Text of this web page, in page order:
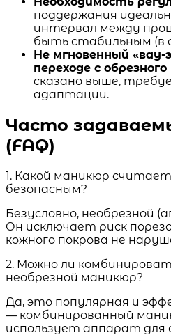
поддержания
интервал между
быть стабильным (в
Не мгновенный
переходе с
сказано выше,
адаптации.
Часто
(FAQ)
1. Какой маникюр
безопасным?
Безусловно, необрезной
Он исключает риск
кожного покрова не
2. Можно ли
необрезной маникюр?
Да, это популярная и
— комбинированный
использует аппарат для